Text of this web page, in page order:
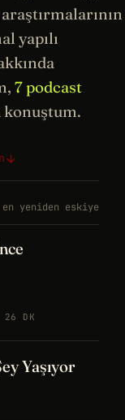
araştırmalarının
yapılı
7 podcast
konuştum.
en yeniden eskiye
26 DK
Yaşıyor